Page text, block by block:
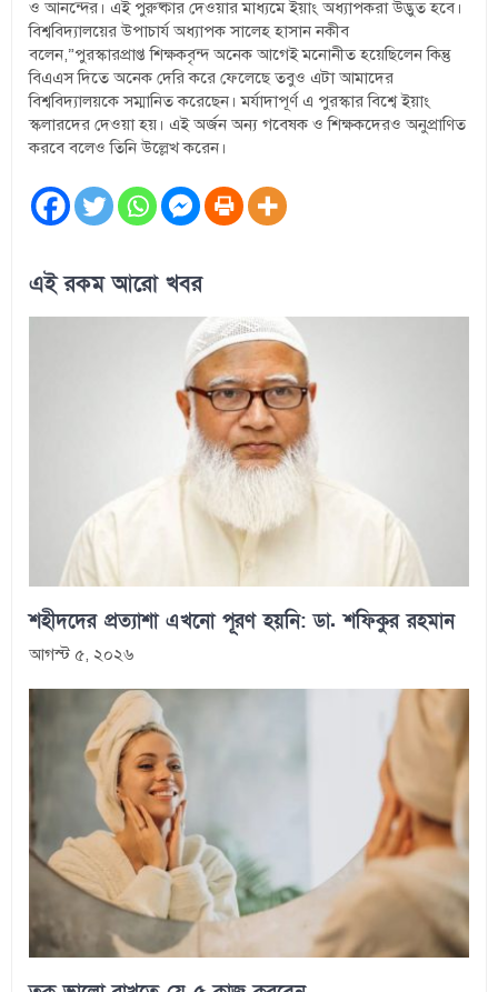
ও আনন্দের। এই পুরুষ্কার দেওয়ার মাধ্যমে ইয়াং অধ্যাপকরা উদ্ভুত হবে।
বিশ্ববিদ্যালয়ের উপাচার্য অধ্যাপক সালেহ হাসান নকীব
বলেন,”পুরস্কারপ্রাপ্ত শিক্ষকবৃন্দ অনেক আগেই মনোনীত হয়েছিলেন কিন্তু
বিএএস দিতে অনেক দেরি করে ফেলেছে তবুও এটা আমাদের
বিশ্ববিদ্যালয়কে সম্মানিত করেছেন। মর্যাদাপূর্ণ এ পুরস্কার বিশ্বে ইয়াং
স্কলারদের দেওয়া হয়। এই অর্জন অন্য গবেষক ও শিক্ষকদেরও অনুপ্রাণিত
করবে বলেও তিনি উল্লেখ করেন।
এই রকম আরো খবর
শহীদদের প্রত্যাশা এখনো পূরণ হয়নি: ডা. শফিকুর রহমান
আগস্ট ৫, ২০২৬